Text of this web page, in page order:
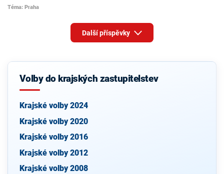
Téma: Praha
Další příspěvky
Volby do krajských zastupitelstev
Krajské volby 2024
Krajské volby 2020
Krajské volby 2016
Krajské volby 2012
Krajské volby 2008